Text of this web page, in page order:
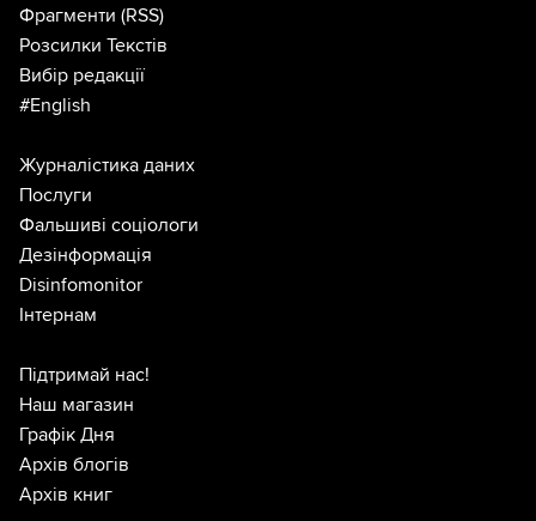
Фрагменти (RSS)
Розсилки Текстів
Вибір редакції
#English
Журналістика даних
Послуги
Фальшиві соціологи
Дезінформація
Disinfomonitor
Інтернам
Підтримай нас!
Наш магазин
Графік Дня
Архів блогів
Архів книг